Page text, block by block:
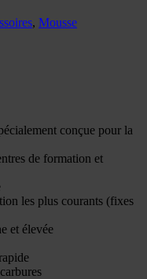
, Mousse
conçue pour la
de formation et
les plus courants (fixes
et élevée